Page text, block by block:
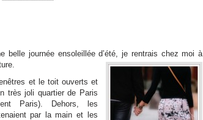
belle journée ensoleillée d’été, je rentrais chez moi à
et le toit ouverts et
très joli quartier de Paris
Paris). Dehors, les
par la main et les